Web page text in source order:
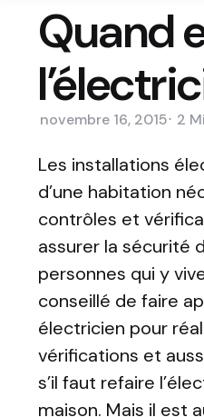
Quand
novembre 16, 2015 2
Les installations
d’une habitation
contrôles et
assurer la sécurité
personnes qui y
conseillé de faire
électricien pour
vérifications et
s’il faut refaire
maison. Mais il est